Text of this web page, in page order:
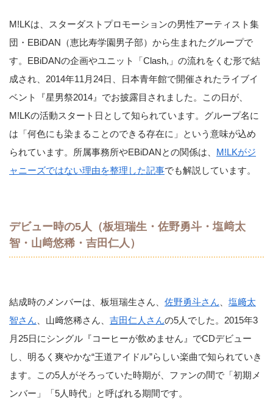
M!LKは、スターダストプロモーションの男性アーティスト集
団・EBiDAN（恵比寿学園男子部）から生まれたグループで
す。EBiDANの企画やユニット「Clash,」の流れをくむ形で結
成され、2014年11月24日、日本青年館で開催されたライブイ
ベント『星男祭2014』でお披露目されました。この日が、
M!LKの活動スタート日として知られています。グループ名に
は「何色にも染まることのできる存在に」という意味が込め
られています。所属事務所やEBiDANとの関係は、 M!LKがジ
ャニーズではない理由を整理した記事でも解説しています。
デビュー時の5人（板垣瑞生・佐野勇斗・塩﨑太
智・山﨑悠稀・吉田仁人）
結成時のメンバーは、板垣瑞生さん、 佐野勇斗さん
塩﨑太
智さん 、山﨑悠稀さん、 吉田仁人さんの5人でした。2015年3
月25日にシングル『コーヒーが飲めません』でCDデビュー
し、明るく爽やかな“王道アイドル”らしい楽曲で知られていき
ます。この5人がそろっていた時期が、ファンの間で「初期メ
ンバー」「5人時代」と呼ばれる期間です。